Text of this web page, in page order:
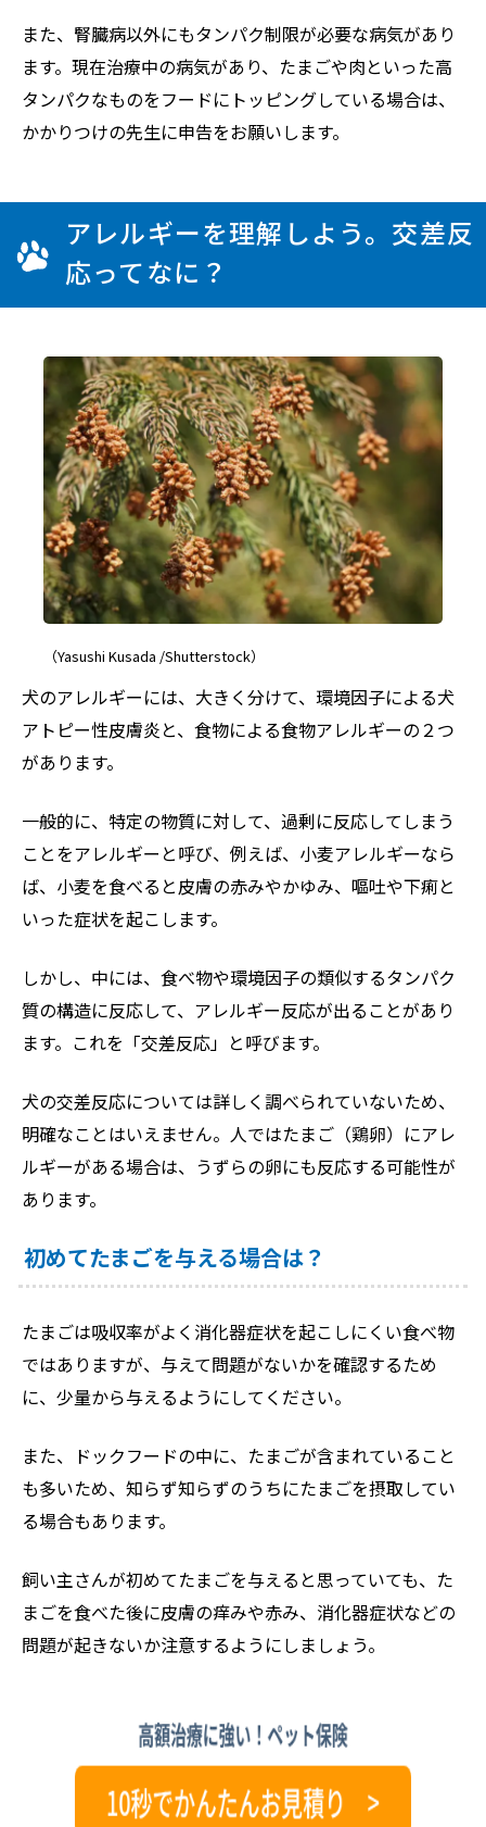
また、腎臓病以外にもタンパク制限が必要な病気があり
ます。現在治療中の病気があり、たまごや肉といった高
タンパクなものをフードにトッピングしている場合は、
かかりつけの先生に申告をお願いします。
アレルギーを理解しよう。交差反
応ってなに？
（Yasushi Kusada /Shutterstock）
犬のアレルギーには、大きく分けて、環境因子による犬
アトピー性皮膚炎と、食物による食物アレルギーの２つ
があります。
一般的に、特定の物質に対して、過剰に反応してしまう
ことをアレルギーと呼び、例えば、小麦アレルギーなら
ば、小麦を食べると皮膚の赤みやかゆみ、嘔吐や下痢と
いった症状を起こします。
しかし、中には、食べ物や環境因子の類似するタンパク
質の構造に反応して、アレルギー反応が出ることがあり
ます。これを「交差反応」と呼びます。
犬の交差反応については詳しく調べられていないため、
明確なことはいえません。人ではたまご（鶏卵）にアレ
ルギーがある場合は、うずらの卵にも反応する可能性が
あります。
初めてたまごを与える場合は？
たまごは吸収率がよく消化器症状を起こしにくい食べ物
ではありますが、与えて問題がないかを確認するため
に、少量から与えるようにしてください。
また、ドックフードの中に、たまごが含まれていること
も多いため、知らず知らずのうちにたまごを摂取してい
る場合もあります。
飼い主さんが初めてたまごを与えると思っていても、た
まごを食べた後に皮膚の痒みや赤み、消化器症状などの
問題が起きないか注意するようにしましょう。